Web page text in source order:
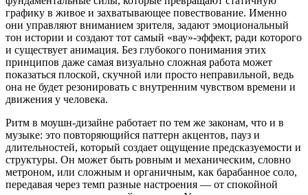
графику в живое и захватывающее повествование. Именно
они управляют вниманием зрителя, задают эмоциональный
тон истории и создают тот самый «вау»-эффект, ради которого
и существует анимация. Без глубокого понимания этих
принципов даже самая визуально сложная работа может
показаться плоской, скучной или просто неправильной, ведь
она не будет резонировать с внутренним чувством времени и
движения у человека.
Ритм в моушн-дизайне работает по тем же законам, что и в
музыке: это повторяющийся паттерн акцентов, пауз и
длительностей, который создает ощущение предсказуемости и
структуры. Он может быть ровным и механическим, словно
метроном, или сложным и органичным, как барабанное соло,
передавая через темп разные настроения — от спокойной